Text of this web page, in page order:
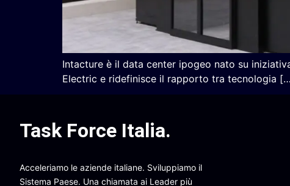
Intacture è il data center ipogeo nato su
Electric e ridefinisce il rapporto tra tecnologia
Task Force Italia.
Acceleriamo le aziende italiane. Sviluppiamo il
Sistema Paese. Una chiamata ai Leader più